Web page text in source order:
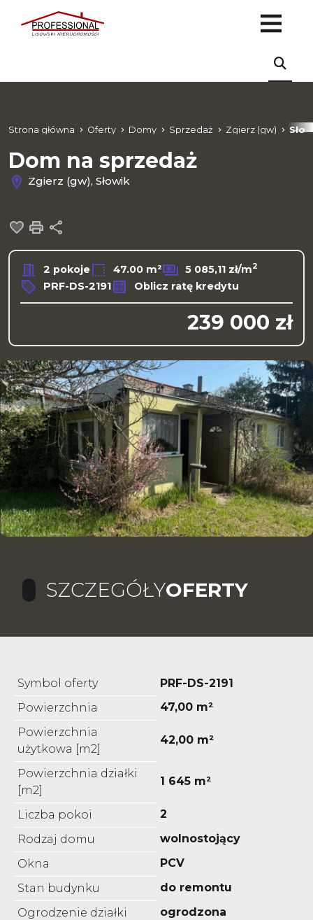
Strona główna Oferty Domy Sprzedaż Zgierz (gw)
Dom na sprzedaż
Zgierz (gw), Słowik
Dodaj do ulubionych
Drukuj
2 pokoje 47.00 m² 5 085,11 zł/m2
PRF-DS-2191 Oblicz ratę kredytu
239 000 zł
SZCZEGÓŁYOFERTY
Symbol oferty
PRF-DS-2191
Powierzchnia
47,00 m²
Powierzchnia
użytkowa [m2]
42,00 m²
Powierzchnia działki
[m2]
1 645 m²
Liczba pokoi
2
Rodzaj domu
wolnostojący
Okna
PCV
Stan budynku
do remontu
Ogrodzenie działki
ogrodzona